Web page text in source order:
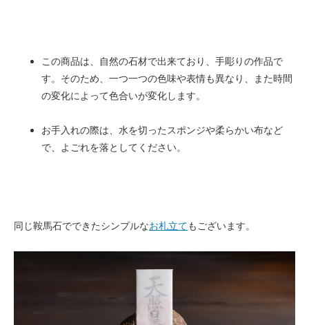
この商品は、自然の石材で出来ており、手彫りの作品で
す。そのため、一つ一つの色味や表情も異なり、また時間
の変化によって色合いが変化します。
お手入れの際は、水を切ったスポンジや柔らかい布など
で、よごれを落としてください。
同じ鞍馬石でできたシンプルなお札立てもございます。